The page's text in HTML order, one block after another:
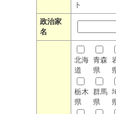
ト
政治家
名
北海
道
青森
県
栃木
県
群馬
県